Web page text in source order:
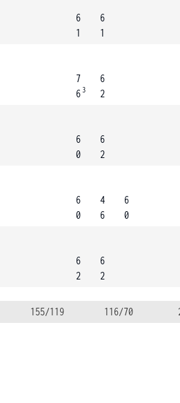
6
1
6
1
7
6 3
6
2
6
0
6
2
6
0
4
6
6
0
6
2
6
2
155/119 116/70